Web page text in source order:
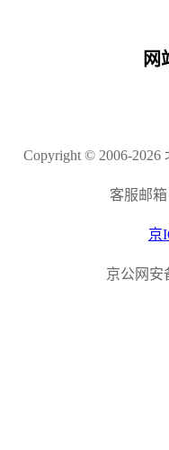
网
Copyright © 2006-
客服邮箱
京
京公网安